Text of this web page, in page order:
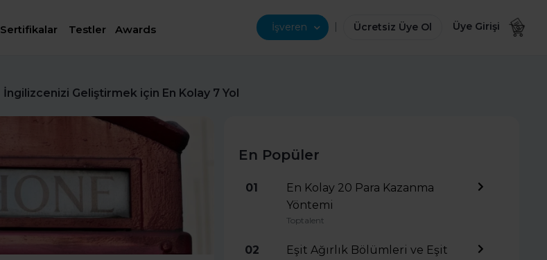
Sertifikalar Testler Awards İşveren | Ücretsiz Üye Ol Üye Girişi
İngilizcenizi Geliştirmek için En Kolay 7 Yol
En Popüler
01
En Kolay 20 Para Kazanma
Yöntemi
Toptalent
02
Eşit Ağırlık Bölümleri ve Eşit